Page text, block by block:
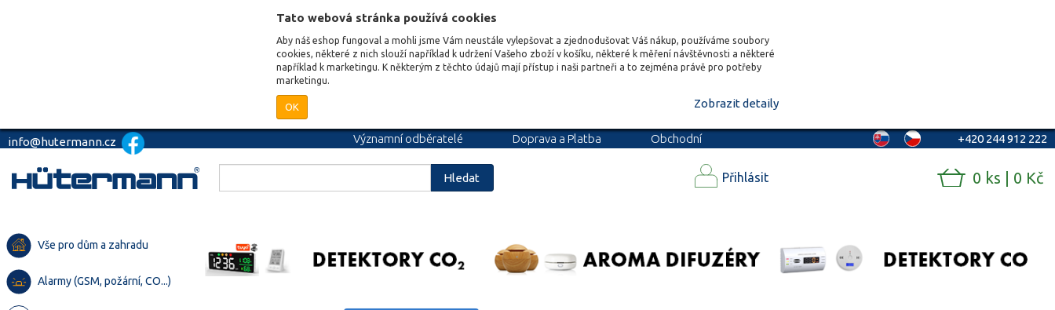
Tato webová stránka používá cookies
Aby náš eshop fungoval a mohli jsme Vám neustále vylepšovat a zjednodušovat Váš nákup, používáme soubory
cookies, některé z nich slouží například k udržení Vašeho zboží v košíku, některé k měření návštěvnosti a některé
například k marketingu. K některým z těchto údajů mají přístup i naši partneři a to zejména právě pro potřeby
marketingu.
OK Zobrazit detaily
info@hutermann.cz Významní odběratelé Doprava a Platba
Obchodní
+420 244 912 222
Hledat Přihlásit 0 ks | 0 Kč
Vše pro dům a zahradu
Alarmy (GSM, požární, CO...)